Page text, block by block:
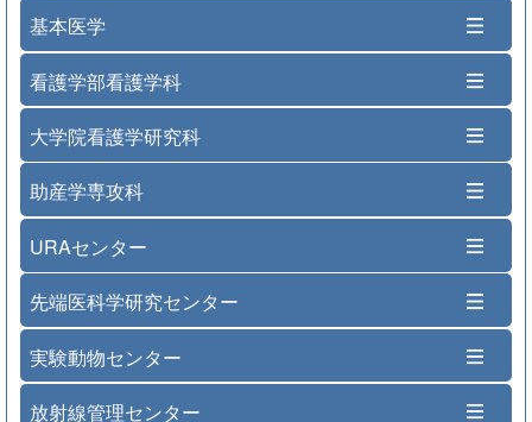
基本医学
看護学部看護学科
大学院看護学研究科
助産学専攻科
URAセンター
先端医科学研究センター
実験動物センター
放射線管理センター